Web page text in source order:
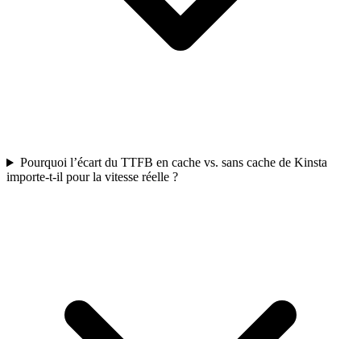
Pourquoi l’écart du TTFB en cache vs. sans cache de Kinsta
importe-t-il pour la vitesse réelle ?